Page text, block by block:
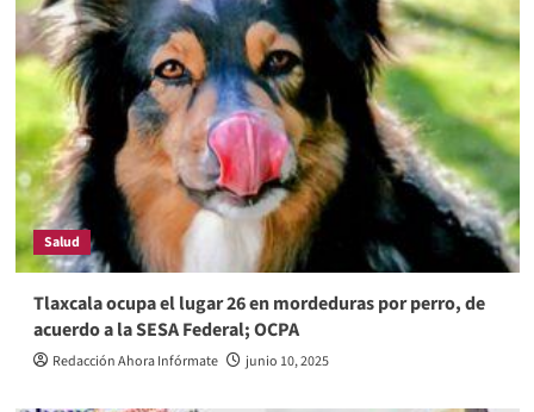
Salud
Tlaxcala ocupa el lugar 26 en mordeduras por perro, de
acuerdo a la SESA Federal; OCPA
Redacción Ahora Infórmate junio 10, 2025